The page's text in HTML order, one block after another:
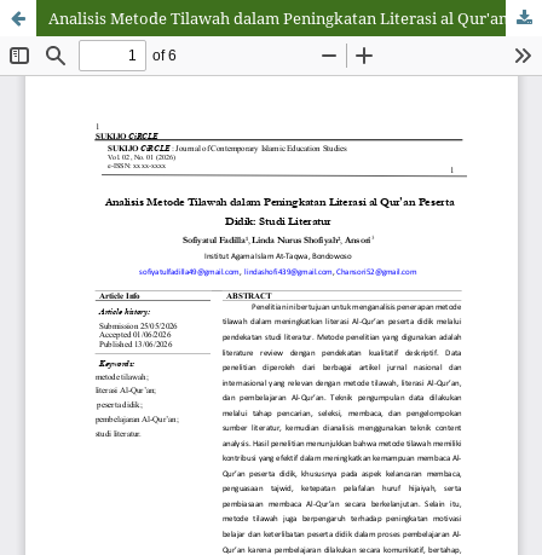
Analisis Metode Tilawah dalam Peningkatan Literasi al Qur'an Peserta Didik: Studi Literatur